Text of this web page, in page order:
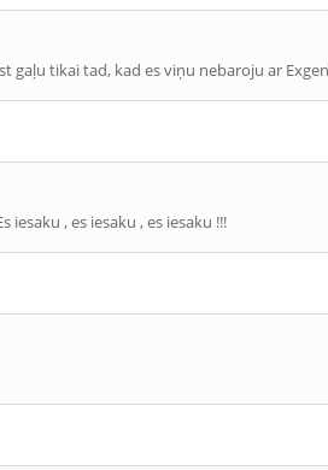
gaļu tikai tad, kad es viņu nebaroju ar
iesaku , es iesaku , es iesaku !!!